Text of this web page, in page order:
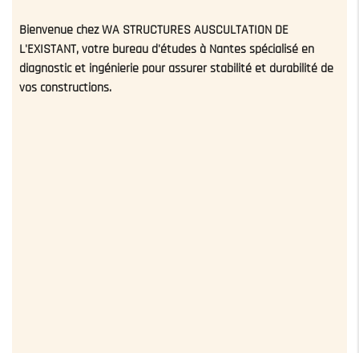
Bienvenue chez WA STRUCTURES AUSCULTATION DE
L'EXISTANT, votre bureau d'études à Nantesspécialisé en
diagnostic et ingénierie pour assurer stabilité et durabilité de
vos constructions.